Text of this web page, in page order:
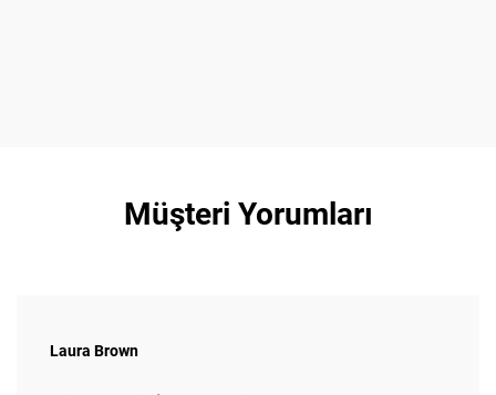
Müşteri Yorumları
Laura Brown